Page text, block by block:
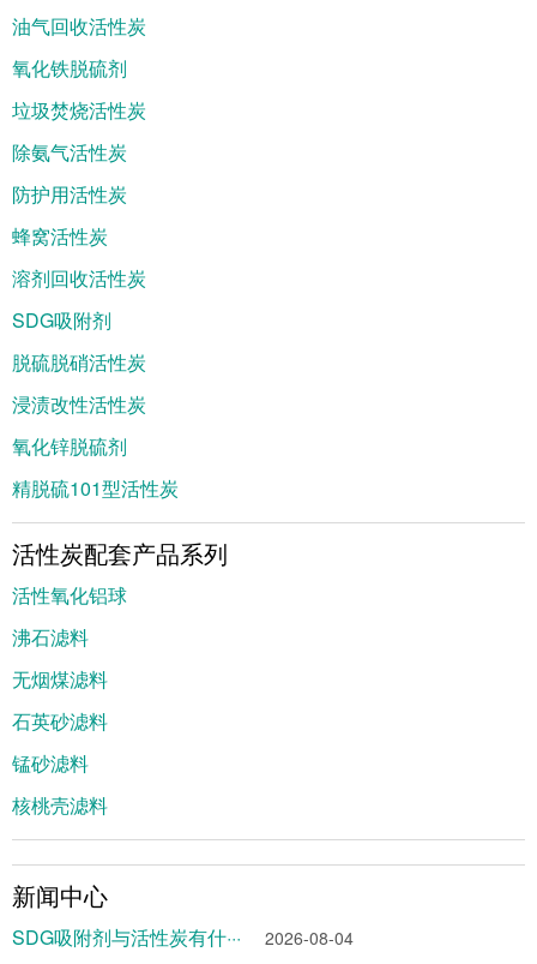
油气回收活性炭
氧化铁脱硫剂
垃圾焚烧活性炭
除氨气活性炭
防护用活性炭
蜂窝活性炭
溶剂回收活性炭
SDG吸附剂
脱硫脱硝活性炭
浸渍改性活性炭
氧化锌脱硫剂
精脱硫101型活性炭
活性炭配套产品系列
活性氧化铝球
沸石滤料
无烟煤滤料
石英砂滤料
锰砂滤料
核桃壳滤料
新闻中心
SDG吸附剂与活性炭有什··· 2026-08-04